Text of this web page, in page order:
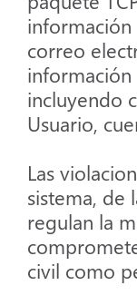
correo
información
incluyendo
Usuario,
Las
sistema, de
regulan la
civil como